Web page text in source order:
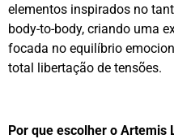
elementos inspirados no
body-to-body, criando uma
focada no equilíbrio
total libertação de tensões.
Por que escolher o Artemis